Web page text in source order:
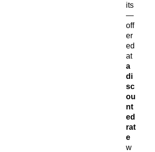
its
—
off
er
ed
at
a
di
sc
ou
nt
ed
rat
e
w